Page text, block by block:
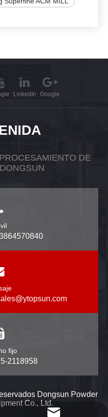
LinkedIn Google
DE
fijo
2118958
Dongsun Powder
Co., Ltd.